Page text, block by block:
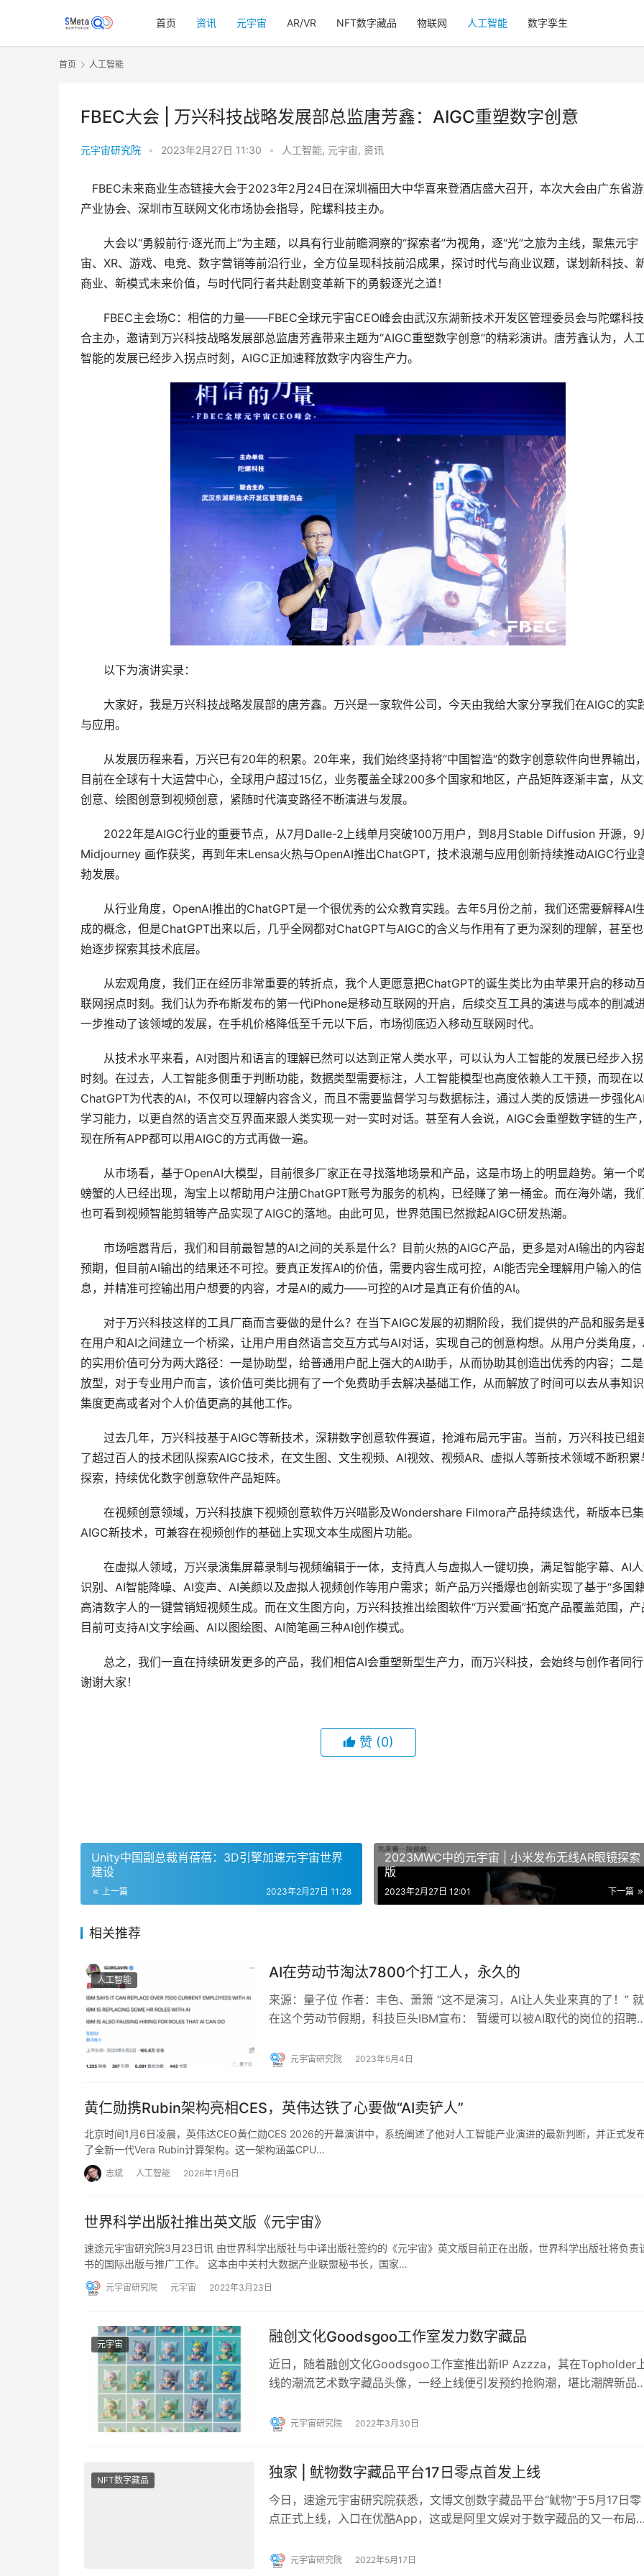
首页 资讯 元宇宙 AR/VR NFT数字藏品 物联网 人工智能 数字孪生
首页 人工智能
FBEC大会 | 万兴科技战略发展部总监唐芳鑫：AIGC重塑数字创意
元宇宙研究院 • 2023年2月27日 11:30 • 人工智能, 元宇宙, 资讯
FBEC未来商业生态链接大会于2023年2月24日在深圳福田大中华喜来登酒店盛大召开，本次大会由广东省
产业协会、深圳市互联网文化市场协会指导，陀螺科技主办。
大会以“勇毅前行·逐光而上”为主题，以具有行业前瞻洞察的“探索者”为视角，逐“光”之旅为主线，聚焦元宇
宙、XR、游戏、电竞、数字营销等前沿行业，全方位呈现科技前沿成果，探讨时代与商业议题，谋划新科技、
商业、新模式未来价值，与时代同行者共赴剧变革新下的勇毅逐光之道！
FBEC主会场C：相信的力量——FBEC全球元宇宙CEO峰会由武汉东湖新技术开发区管理委员会与陀螺科
合主办，邀请到万兴科技战略发展部总监唐芳鑫带来主题为“AIGC重塑数字创意”的精彩演讲。唐芳鑫认为，人
智能的发展已经步入拐点时刻，AIGC正加速释放数字内容生产力。
以下为演讲实录：
大家好，我是万兴科技战略发展部的唐芳鑫。万兴是一家软件公司，今天由我给大家分享我们在AIGC的实
与应用。
从发展历程来看，万兴已有20年的积累。20年来，我们始终坚持将“中国智造”的数字创意软件向世界输出
目前在全球有十大运营中心，全球用户超过15亿，业务覆盖全球200多个国家和地区，产品矩阵逐渐丰富，从
创意、绘图创意到视频创意，紧随时代演变路径不断演进与发展。
2022年是AIGC行业的重要节点，从7月Dalle-2上线单月突破100万用户，到8月Stable Diffusion 开源，9
Midjourney 画作获奖，再到年末Lensa火热与OpenAI推出ChatGPT，技术浪潮与应用创新持续推动AIGC行业
勃发展。
从行业角度，OpenAI推出的ChatGPT是一个很优秀的公众教育实践。去年5月份之前，我们还需要解释AI
成的概念，但是ChatGPT出来以后，几乎全网都对ChatGPT与AIGC的含义与作用有了更为深刻的理解，甚至
始逐步探索其技术底层。
从宏观角度，我们正在经历非常重要的转折点，我个人更愿意把ChatGPT的诞生类比为由苹果开启的移动
联网拐点时刻。我们认为乔布斯发布的第一代iPhone是移动互联网的开启，后续交互工具的演进与成本的削减
一步推动了该领域的发展，在手机价格降低至千元以下后，市场彻底迈入移动互联网时代。
从技术水平来看，AI对图片和语言的理解已然可以达到正常人类水平，可以认为人工智能的发展已经步入
时刻。在过去，人工智能多侧重于判断功能，数据类型需要标注，人工智能模型也高度依赖人工干预，而现在以
ChatGPT为代表的AI，不仅可以理解内容含义，而且不需要监督学习与数据标注，通过人类的反馈进一步强化
学习能力，以更自然的语言交互界面来跟人类实现一对一实时对话。甚至有人会说，AIGC会重塑数字链的生产
现在所有APP都可以用AIGC的方式再做一遍。
从市场看，基于OpenAI大模型，目前很多厂家正在寻找落地场景和产品，这是市场上的明显趋势。第一个
螃蟹的人已经出现，淘宝上以帮助用户注册ChatGPT账号为服务的机构，已经赚了第一桶金。而在海外端，我
也可看到视频智能剪辑等产品实现了AIGC的落地。由此可见，世界范围已然掀起AIGC研发热潮。
市场喧嚣背后，我们和目前最智慧的AI之间的关系是什么？目前火热的AIGC产品，更多是对AI输出的内容
预期，但目前AI输出的结果还不可控。要真正发挥AI的价值，需要内容生成可控，AI能否完全理解用户输入的信
息，并精准可控输出用户想要的内容，才是AI的威力——可控的AI才是真正有价值的AI。
对于万兴科技这样的工具厂商而言要做的是什么？在当下AIGC发展的初期阶段，我们提供的产品和服务是
在用户和AI之间建立一个桥梁，让用户用自然语言交互方式与AI对话，实现自己的创意构想。从用户分类角度
的实用价值可分为两大路径：一是协助型，给普通用户配上强大的AI助手，从而协助其创造出优秀的内容；二
放型，对于专业用户而言，该价值可类比拥有了一个免费助手去解决基础工作，从而解放了时间可以去从事知
集度更高或者对个人价值更高的其他工作。
过去几年，万兴科技基于AIGC等新技术，深耕数字创意软件赛道，抢滩布局元宇宙。当前，万兴科技已组
了超过百人的技术团队探索AIGC技术，在文生图、文生视频、AI视效、视频AR、虚拟人等新技术领域不断积累
探索，持续优化数字创意软件产品矩阵。
在视频创意领域，万兴科技旗下视频创意软件万兴喵影及Wondershare Filmora产品持续迭代，新版本已
AIGC新技术，可兼容在视频创作的基础上实现文本生成图片功能。
在虚拟人领域，万兴录演集屏幕录制与视频编辑于一体，支持真人与虚拟人一键切换，满足智能字幕、AI
识别、AI智能降噪、AI变声、AI美颜以及虚拟人视频创作等用户需求；新产品万兴播爆也创新实现了基于“多国
高清数字人的一键营销短视频生成。而在文生图方向，万兴科技推出绘图软件“万兴爱画”拓宽产品覆盖范围，产
目前可支持AI文字绘画、AI以图绘图、AI简笔画三种AI创作模式。
总之，我们一直在持续研发更多的产品，我们相信AI会重塑新型生产力，而万兴科技，会始终与创作者同
谢谢大家！
赞 (0)
Unity中国副总裁肖蓓蓓：3D引擎加速元宇宙世界
建设
上一篇 2023年2月27日 11:28
2023MWC中的元宇宙 | 小米发布无线AR眼镜探索
版
下一篇
2023年2月27日 12:01
相关推荐
人工智能 AI在劳动节淘汰7800个打工人，永久的
来源：量子位 作者：丰色、萧箫 “这不是演习，AI让人失业来真的了！” 就
在这个劳动节假期，科技巨头IBM宣布： 暂缓可以被AI取代的岗位的招聘
元宇宙研究院 2023年5月4日
黄仁勋携Rubin架构亮相CES，英伟达铁了心要做“AI卖铲人”
北京时间1月6日凌晨，英伟达CEO黄仁勋CES 2026的开幕演讲中，系统阐述了他对人工智能产业演进的最新判断，并正式发
了全新一代Vera Rubin计算架构。这一架构涵盖CPU…
志斌 人工智能 2026年1月6日
世界科学出版社推出英文版《元宇宙》
速途元宇宙研究院3月23日讯 由世界科学出版社与中译出版社签约的《元宇宙》英文版目前正在出版，世界科学出版社将负责
书的国际出版与推广工作。 这本由中关村大数据产业联盟秘书长，国家…
元宇宙研究院 元宇宙 2022年3月23日
元宇宙 融创文化Goodsgoo工作室发力数字藏品
近日，随着融创文化Goodsgoo工作室推出新IP Azzza，其在Topholder
线的潮流艺术数字藏品头像，一经上线便引发预约抢购潮，堪比潮牌新品
元宇宙研究院 2022年3月30日
NFT数字藏品 独家 | 鱿物数字藏品平台17日零点首发上线
今日，速途元宇宙研究院获悉，文博文创数字藏品平台“鱿物”于5月17日零
点正式上线，入口在优酷App，这或是阿里文娱对于数字藏品的又一布局
元宇宙研究院 2022年5月17日